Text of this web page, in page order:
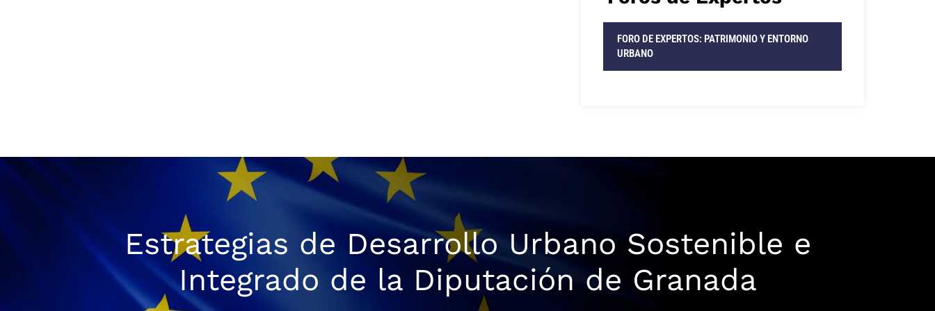
FORO DE EXPERTOS: PATRIMONIO Y ENTORNO
URBANO
Estrategias de Desarrollo Urbano Sostenible e
Integrado de la Diputación de Granada